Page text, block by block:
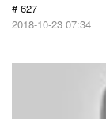
# 627
2018-10-23 07:34